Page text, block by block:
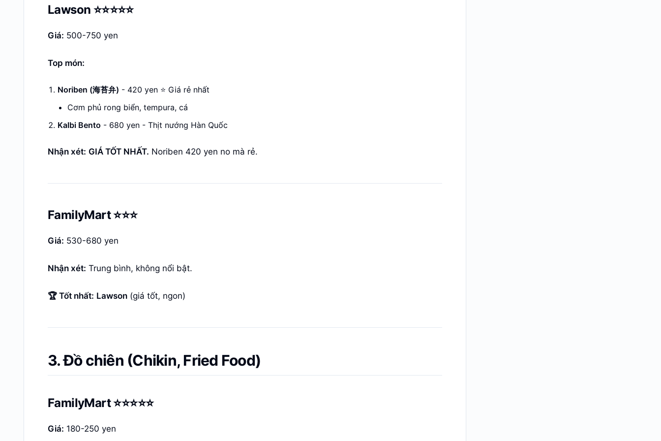
Lawson ⭐⭐⭐⭐⭐
Giá: 500-750 yen
Top món:
Noriben (海苔弁) - 420 yen ⭐ Giá rẻ nhất
Cơm phủ rong biển, tempura, cá
Kalbi Bento - 680 yen - Thịt nướng Hàn Quốc
Nhận xét: GIÁ TỐT NHẤT. Noriben 420 yen no mà rẻ.
FamilyMart ⭐⭐⭐
Giá: 530-680 yen
Nhận xét: Trung bình, không nổi bật.
🏆 Tốt nhất: Lawson (giá tốt, ngon)
3. Đồ chiên (Chikin, Fried Food)
FamilyMart ⭐⭐⭐⭐⭐
Giá: 180-250 yen